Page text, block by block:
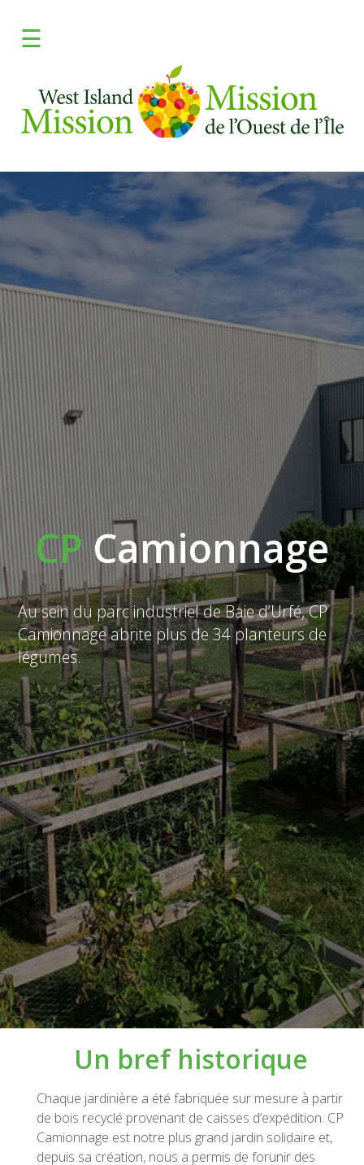
☰ENGLISH
FAITES UN DON
Apprendre
Donnez
Programmes
Frais
Médias
Besoin d'aide?
Nous Joindre
CPCamionnage
Au sein du parc industriel de Baie d’Urfé, CP
Camionnage abrite plus de 34 planteurs de
légumes.
Un bref historique
Chaque jardinière a été fabriquée sur mesure à partir
de bois recyclé provenant de caisses d’expédition. CP
Camionnage est notre plus grand jardin solidaire et,
depuis sa création, nous a permis de forunir des